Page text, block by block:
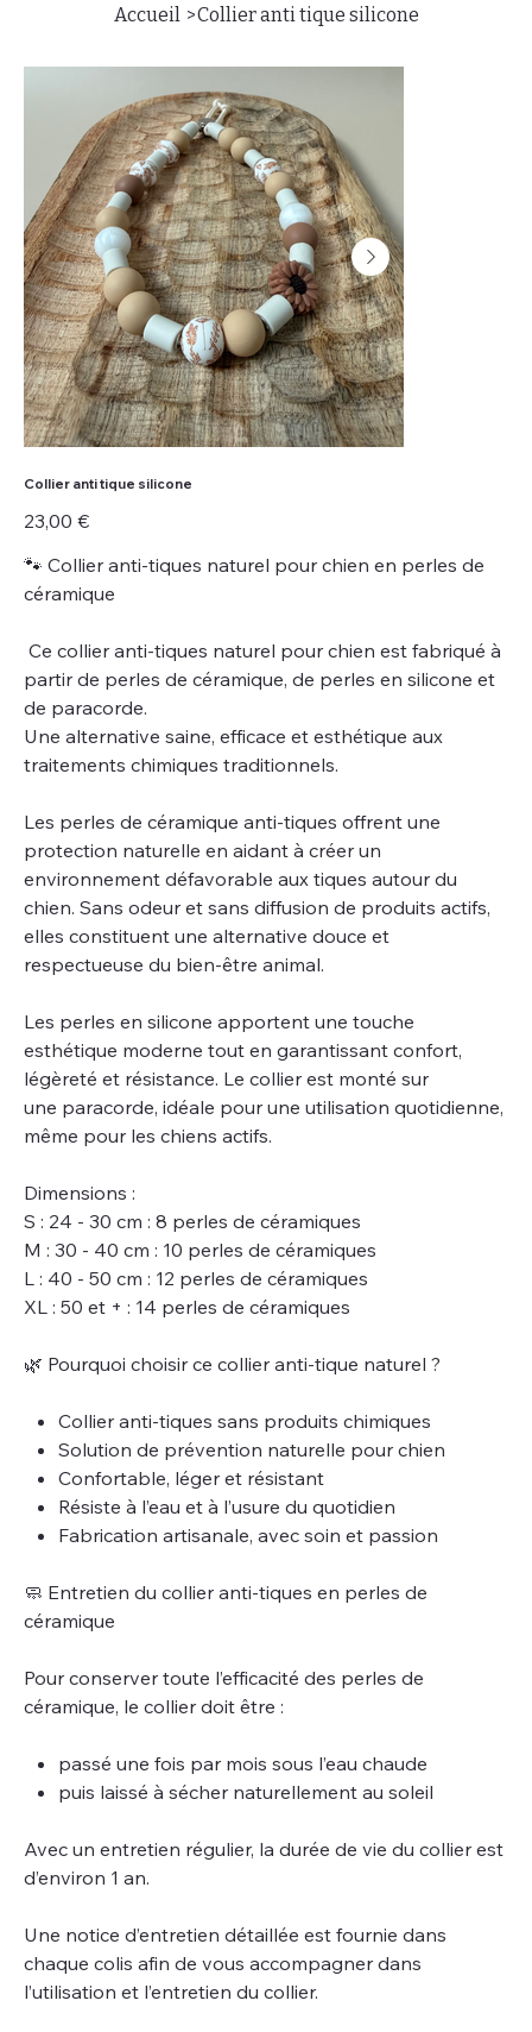
Accueil >Collier anti tique silicone
Collier anti tique silicone
Prix
23,00 €
🐾 Collier anti-tiques naturel pour chien en perles de
céramique
Ce collier anti-tiques naturel pour chien est fabriqué à
partir de perles de céramique, de perles en silicone et
de paracorde.
Une alternative saine, efficace et esthétique aux
traitements chimiques traditionnels.
Les perles de céramique anti-tiques offrent une
protection naturelle en aidant à créer un
environnement défavorable aux tiques autour du
chien. Sans odeur et sans diffusion de produits actifs,
elles constituent une alternative douce et
respectueuse du bien-être animal.
Les perles en silicone apportent une touche
esthétique moderne tout en garantissant confort,
légèreté et résistance. Le collier est monté sur
une paracorde, idéale pour une utilisation quotidienne,
même pour les chiens actifs.
Dimensions :
S : 24 - 30 cm : 8 perles de céramiques
M : 30 - 40 cm : 10 perles de céramiques
L : 40 - 50 cm : 12 perles de céramiques
XL : 50 et + : 14 perles de céramiques
🌿 Pourquoi choisir ce collier anti-tique naturel ?
Collier anti-tiques sans produits chimiques
Solution de prévention naturelle pour chien
Confortable, léger et résistant
Résiste à l’eau et à l’usure du quotidien
Fabrication artisanale, avec soin et passion
🧼 Entretien du collier anti-tiques en perles de
céramique
Pour conserver toute l’efficacité des perles de
céramique, le collier doit être :
passé une fois par mois sous l’eau chaude
puis laissé à sécher naturellement au soleil
Avec un entretien régulier, la durée de vie du collier est
d’environ 1 an.
Une notice d’entretien détaillée est fournie dans
chaque colis afin de vous accompagner dans
l’utilisation et l’entretien du collier.